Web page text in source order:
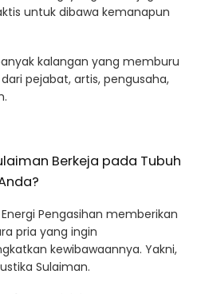
untuk dibawa kemanapun
kalangan yang memburu
pejabat, artis, pengusaha,
Berkeja pada Tubuh
Pengasihan memberikan
pria yang ingin
kewibawaannya. Yakni,
Sulaiman.